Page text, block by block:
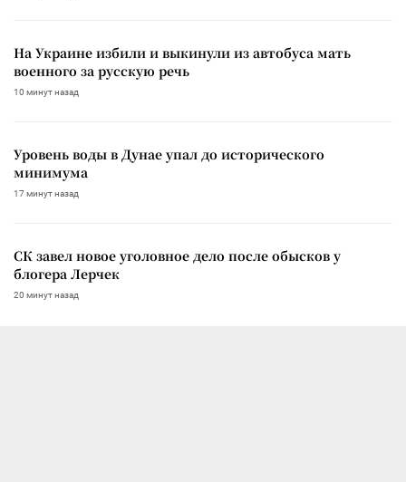
На Украине избили и выкинули из автобуса мать
военного за русскую речь
10 минут назад
Уровень воды в Дунае упал до исторического
минимума
17 минут назад
СК завел новое уголовное дело после обысков у
блогера Лерчек
20 минут назад